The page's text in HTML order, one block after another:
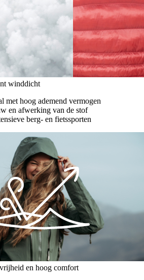
winddicht
met hoog ademend vermogen
en afwerking van de stof
berg- en fietssporten
en hoog comfort